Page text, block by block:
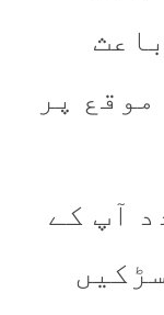
پر
آپ کے